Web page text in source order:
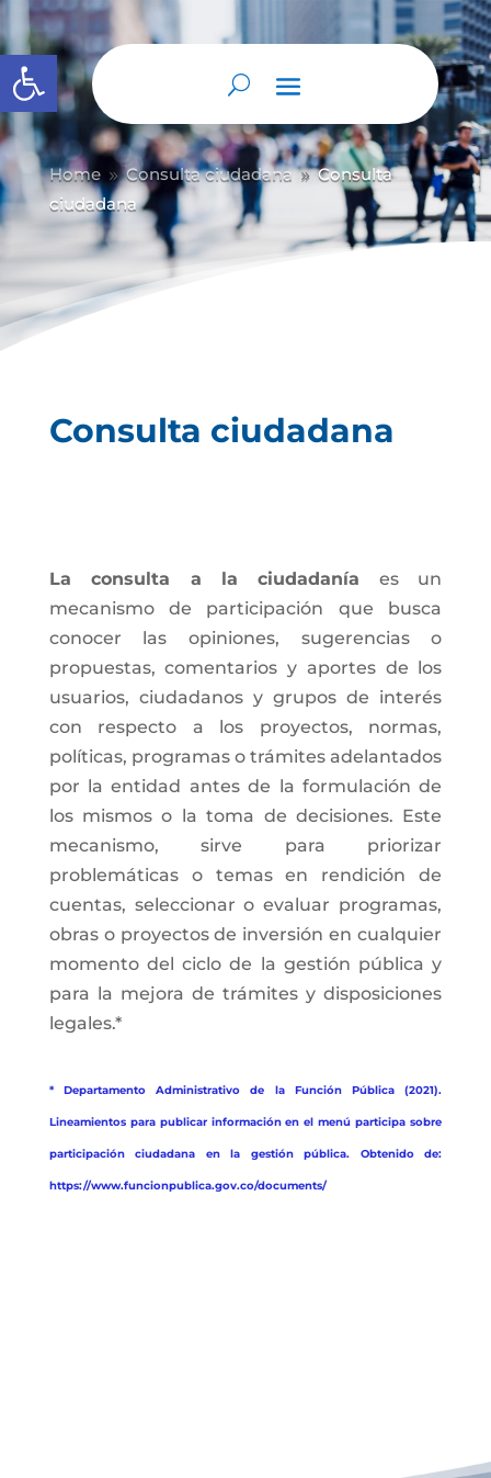
Abrir barra de herramientas
Home 9 Consulta ciudadana 9 Consulta
ciudadana
Consulta ciudadana
La consulta a la ciudadanía es un
mecanismo de participación que busca
conocer las opiniones, sugerencias o
propuestas, comentarios y aportes de los
usuarios, ciudadanos y grupos de interés
con respecto a los proyectos, normas,
políticas, programas o trámites adelantados
por la entidad antes de la formulación de
los mismos o la toma de decisiones. Este
mecanismo, sirve para priorizar
problemáticas o temas en rendición de
cuentas, seleccionar o evaluar programas,
obras o proyectos de inversión en cualquier
momento del ciclo de la gestión pública y
para la mejora de trámites y disposiciones
legales.*
* Departamento Administrativo de la Función Pública (2021).
Lineamientos para publicar información en el menú participa sobre
participación ciudadana en la gestión pública. Obtenido de:
https://www.funcionpublica.gov.co/documents/